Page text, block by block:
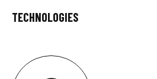
TECHNOLOGIES